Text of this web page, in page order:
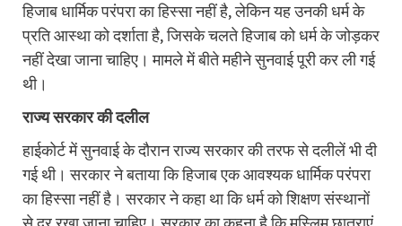
हिजाब धार्मिक परंपरा का हिस्सा नहीं है, लेकिन यह उनकी धर्म के
प्रति आस्था को दर्शाता है, जिसके चलते हिजाब को धर्म के जोड़कर
नहीं देखा जाना चाहिए। मामले में बीते महीने सुनवाई पूरी कर ली गई
थी।
राज्य सरकार की दलील
हाईकोर्ट में सुनवाई के दौरान राज्य सरकार की तरफ से दलीलें भी दी
गई थी। सरकार ने बताया कि हिजाब एक आवश्यक धार्मिक परंपरा
का हिस्सा नहीं है। सरकार ने कहा था कि धर्म को शिक्षण संस्थानों